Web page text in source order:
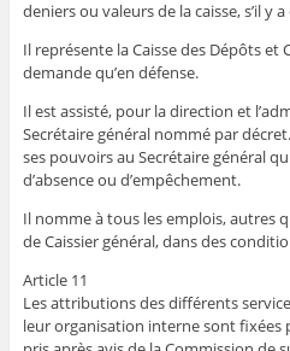
deniers ou valeurs de la caisse, s’il y
Il représente la Caisse des Dépôts
demande qu’en défense.
Il est assisté, pour la direction et
Secrétaire général nommé par
ses pouvoirs au Secrétaire général
d’absence ou d’empêchement.
Il nomme à tous les emplois, autres
de Caissier général, dans des
Article 11
Les attributions des différents
leur organisation interne sont fixées